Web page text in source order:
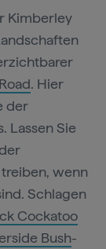
Kimberley
. Hier
der
Lassen Sie
treiben, wenn
Schlagen
Cockatoo
Bush-